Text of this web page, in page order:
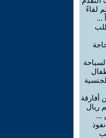
لقاءً
...
أفارقة
ريال
...